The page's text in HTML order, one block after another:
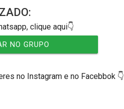
clique aqui👇
NO GRUPO
no Instagram e no Facebbok 👇